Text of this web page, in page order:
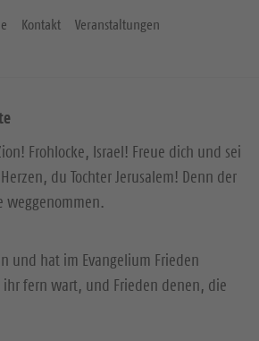
Kontakt Veranstaltungen
Frohlocke, Israel! Freue dich und sei
du Tochter Jerusalem! Denn der
weggenommen.
und hat im Evangelium Frieden
fern wart, und Frieden denen, die